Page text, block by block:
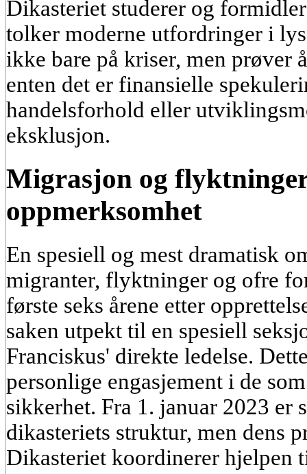
Dikasteriet studerer og
tolker moderne utfordringer i
ikke bare på kriser, men prøver
enten det er finansielle
handelsforhold eller
eksklusjon.
Migrasjon og
oppmerksomhet
En spesiell og mest dramatisk
migranter, flyktninger og ofre
første seks årene etter
saken utpekt til en spesiell
Franciskus' direkte ledelse.
personlige engasjement i de
sikkerhet. Fra 1. januar 2023 er
dikasteriets struktur, men dens
Dikasteriet koordinerer